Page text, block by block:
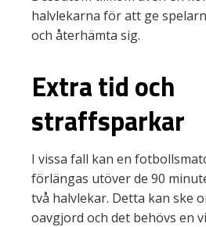
halvlekarna för att ge
och återhämta sig.
Extra tid och
straffsparkar
I vissa fall kan en
förlängas utöver de 90
två halvlekar. Detta kan ske
oavgjord och det behövs en